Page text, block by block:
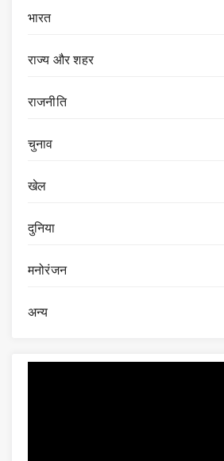
भारत
राज्य और शहर
राजनीति
चुनाव
खेल
दुनिया
मनोरंजन
अन्य